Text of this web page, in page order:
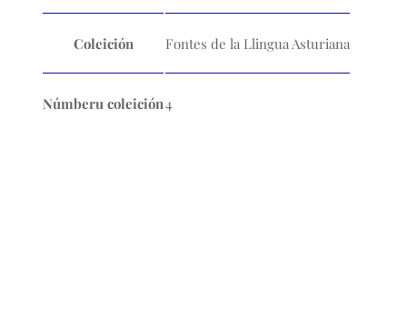
Coleición Fontes de la Llingua Asturiana
Númberu coleición4